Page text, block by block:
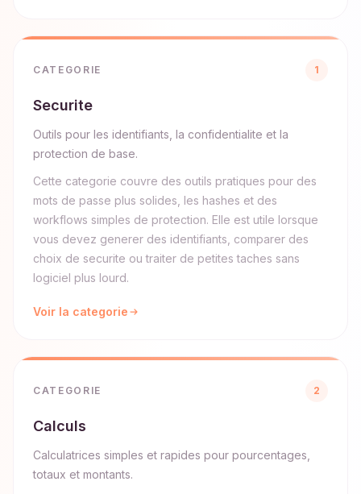
CATEGORIE 1
Securite
Outils pour les identifiants, la confidentialite et la
protection de base.
Cette categorie couvre des outils pratiques pour des
mots de passe plus solides, les hashes et des
workflows simples de protection. Elle est utile lorsque
vous devez generer des identifiants, comparer des
choix de securite ou traiter de petites taches sans
logiciel plus lourd.
Voir la categorie
CATEGORIE 2
Calculs
Calculatrices simples et rapides pour pourcentages,
totaux et montants.